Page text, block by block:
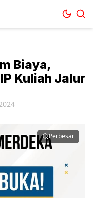
Biaya,
Kuliah Jalur
Perbesar